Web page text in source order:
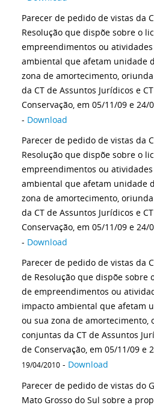
Parecer de pedido de vistas da
Resolução que dispõe sobre o
empreendimentos ou
ambiental que afetam unidade
zona de amortecimento,
da CT de Assuntos Jurídicos e
Conservação, em 05/11/09 e 24/
- Download
Parecer de pedido de vistas da
Resolução que dispõe sobre o
empreendimentos ou
ambiental que afetam unidade
zona de amortecimento,
da CT de Assuntos Jurídicos e
Conservação, em 05/11/09 e 24/
- Download
Parecer de pedido de vistas da
de Resolução que dispõe sobre
de empreendimentos ou
impacto ambiental que afetam
ou sua zona de amortecimento,
conjuntas da CT de Assuntos
de Conservação, em 05/11/09 e
19/04/2010 - Download
Parecer de pedido de vistas do
Mato Grosso do Sul sobre a